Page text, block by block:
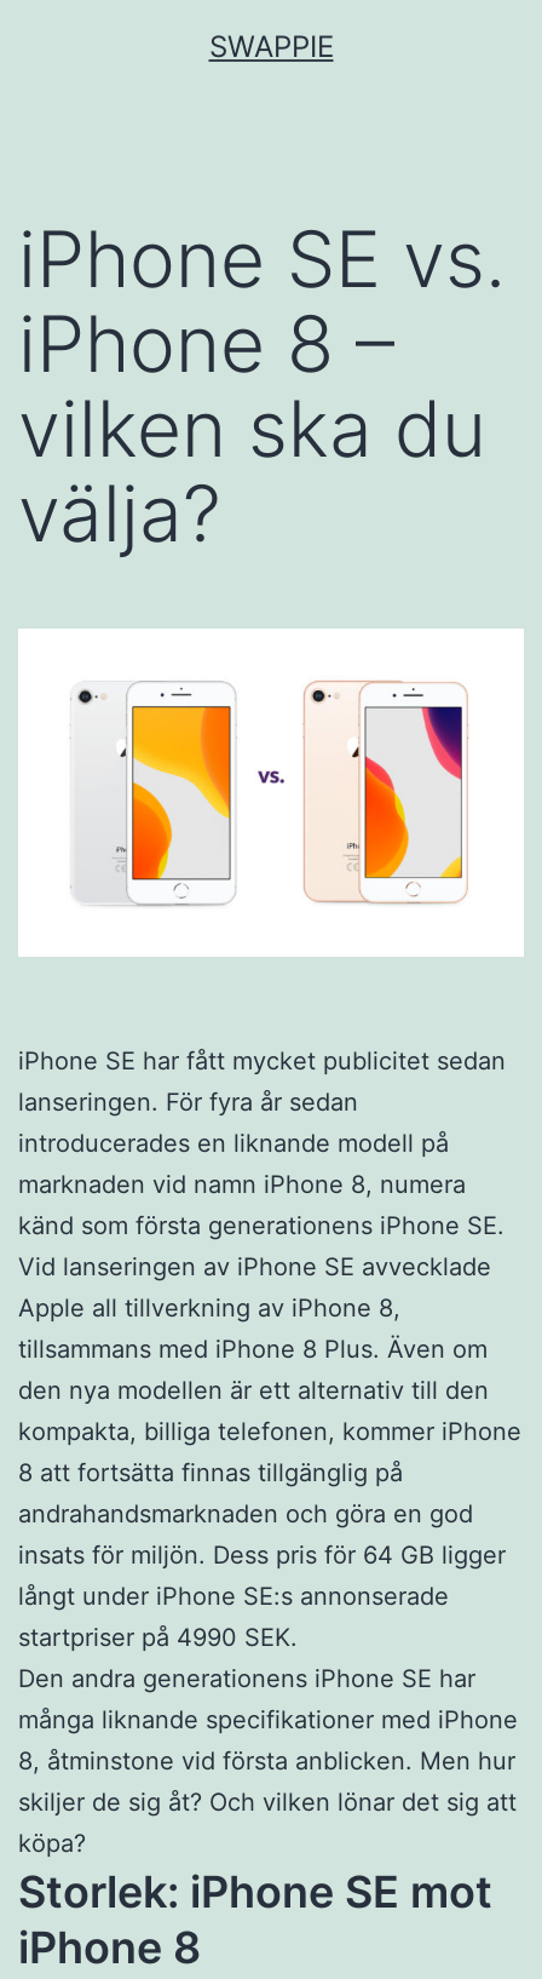
SWAPPIE
iPhone SE vs.
iPhone 8 –
vilken ska du
välja?
iPhone SE har fått mycket publicitet sedan
lanseringen. För fyra år sedan
introducerades en liknande modell på
marknaden vid namn iPhone 8, numera
känd som första generationens iPhone SE.
Vid lanseringen av iPhone SE avvecklade
Apple all tillverkning av iPhone 8,
tillsammans med iPhone 8 Plus. Även om
den nya modellen är ett alternativ till den
kompakta, billiga telefonen, kommer iPhone
8 att fortsätta finnas tillgänglig på
andrahandsmarknaden och göra en god
insats för miljön. Dess pris för 64 GB ligger
långt under iPhone SE:s annonserade
startpriser på 4990 SEK.
Den andra generationens iPhone SE har
många liknande specifikationer med iPhone
8, åtminstone vid första anblicken. Men hur
skiljer de sig åt? Och vilken lönar det sig att
köpa?
Storlek: iPhone SE mot
iPhone 8